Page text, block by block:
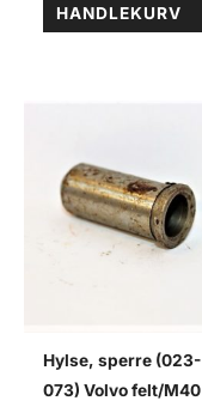
HANDLEKURV
Hylse, sperre (023-
073) Volvo felt/M40